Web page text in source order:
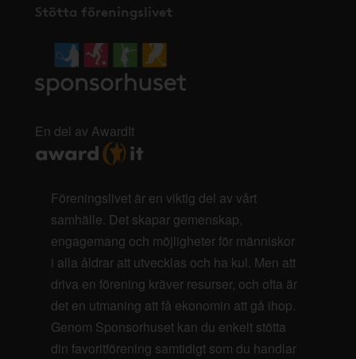
Stötta föreningslivet
En del av AwardIt
Föreningslivet är en viktig del av vårt
samhälle. Det skapar gemenskap,
engagemang och möjligheter för människor
i alla åldrar att utvecklas och ha kul. Men att
driva en förening kräver resurser, och ofta är
det en utmaning att få ekonomin att gå ihop.
Genom Sponsorhuset kan du enkelt stötta
din favoritförening samtidigt som du handlar